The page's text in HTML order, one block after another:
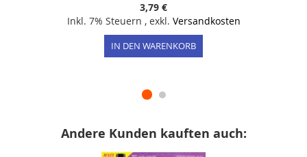
3,79 €
Inkl. 7% Steuern , exkl. Versandkosten
IN DEN WARENKORB
Andere Kunden kauften auch: